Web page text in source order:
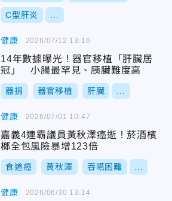
C型肝炎
健康
14年數據曝光！器官移植「肝臟居
冠」 小腸最罕見、胰臟難度高
器捐 器官移植 肝臟
2026/07/12 13:16
健康
嘉義4連霸議員黃秋澤癌逝！菸酒檳
榔全包風險暴增123倍
食道癌 黃秋澤 吞嚥困難
2026/07/01 10:47
健康 2026/06/30 13:14